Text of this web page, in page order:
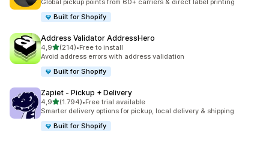
Global pickup points from 60+ carriers & direct label printing
Built for Shopify
Address Validator AddressHero
4,95 yıldız üzerinden
(214)
toplam 214 değerlendirme
•Free to install
Avoid address errors with address validation
Built for Shopify
Zapiet ‑ Pickup + Delivery
4,95 yıldız üzerinden
(1.794)
toplam 1794 değerlendirme
•Free trial available
Smarter delivery options for pickup, local delivery & shipping
Built for Shopify